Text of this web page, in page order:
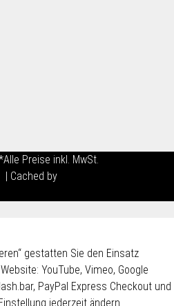
Preise inkl. MwSt.
| Cached by
gestatten Sie den Einsatz
YouTube, Vimeo, Google
PayPal Express Checkout und
jederzeit ändern